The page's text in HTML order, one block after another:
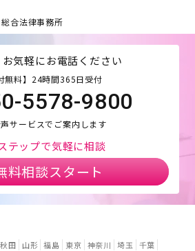
合法律事務所
お気軽にお電話ください
無料】24時間365日受付
5578-9800
サービスでご案内します
テップで気軽に相談
料相談スタート
秋田 山形 福島 東京 神奈川 埼玉
千葉